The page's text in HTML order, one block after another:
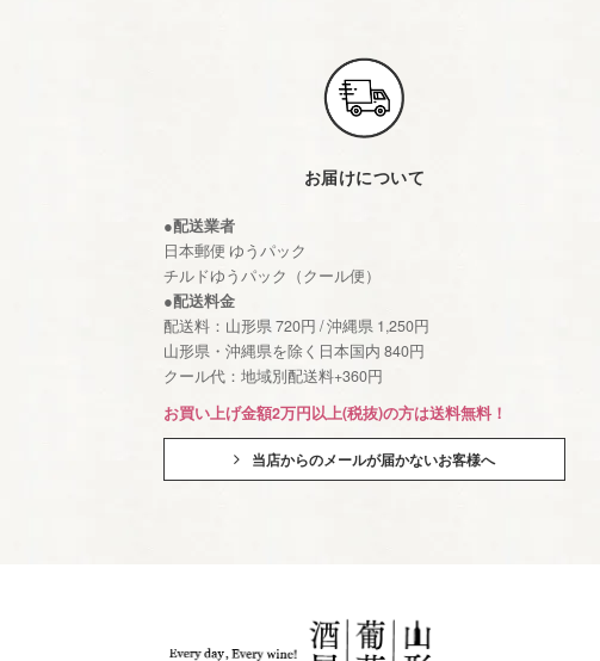
お届けについて
●配送業者
日本郵便 ゆうパック
チルドゆうパック（クール便）
●配送料金
配送料：山形県 720円 / 沖縄県 1,250円
山形県・沖縄県を除く日本国内 840円
クール代：地域別配送料+360円
お買い上げ金額2万円以上(税抜)の方は送料無料！
当店からのメールが届かないお客様へ